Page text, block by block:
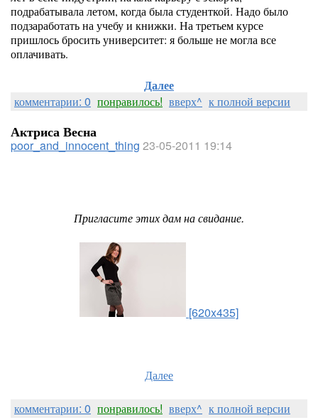
подрабатывала летом, когда была студенткой. Надо было
подзаработать на учебу и книжки. На третьем курсе
пришлось бросить университет: я больше не могла все
оплачивать.
Далее
комментарии: 0 понравилось! вверх^ к полной версии
Актриса Весна
poor_and_innocent_thing 23-05-2011 19:14
Пригласите этих дам на свидание.
[620x435]
Далее
комментарии: 0 понравилось! вверх^ к полной версии